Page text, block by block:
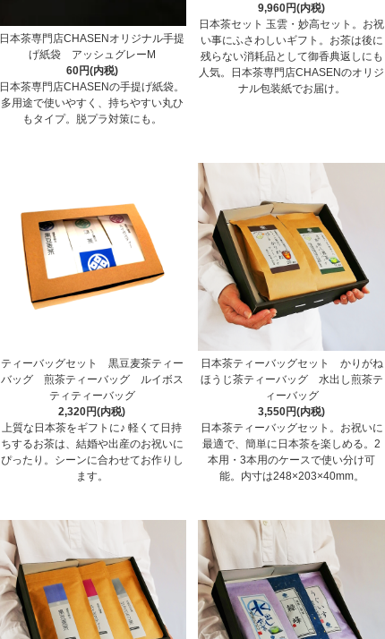
日本茶専門店CHASENオリジナル手提
げ紙袋 アッシュグレーM
60円(内税)
日本茶専門店CHASENの手提げ紙袋。
多用途で使いやすく、持ちやすい丸ひ
もタイプ。脱プラ対策にも。
9,960円(内税)
日本茶セット 玉雲・妙高セット。お祝
い事にふさわしいギフト。お茶は後に
残らない消耗品として御香典返しにも
人気。日本茶専門店CHASENのオリジ
ナル包装紙でお届け。
ティーバッグセット 黒豆麦茶ティー
バッグ 煎茶ティーバッグ ルイボス
ティティーバッグ
2,320円(内税)
上質な日本茶をギフトに♪ 軽くて日持
ちするお茶は、結婚や出産のお祝いに
ぴったり。シーンに合わせてお作りし
ます。
日本茶ティーバッグセット かりがね
ほうじ茶ティーバッグ 水出し煎茶テ
ィーバッグ
3,550円(内税)
日本茶ティーバッグセット。お祝いに
最適で、簡単に日本茶を楽しめる。2
本用・3本用のケースで使い分け可
能。内寸は248×203×40mm。